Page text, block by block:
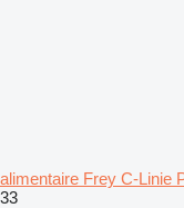
alimentaire Frey C-Linie
33